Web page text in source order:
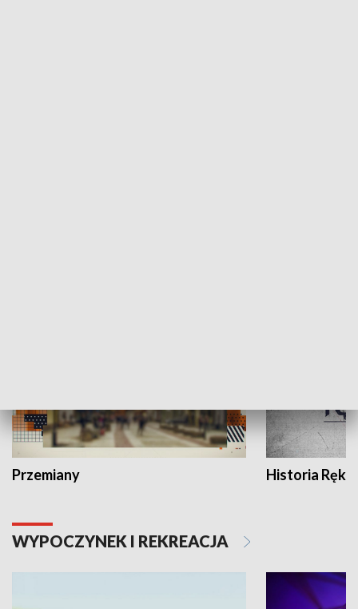
Przemiany Historia Ręką
WYPOCZYNEK I REKREACJA